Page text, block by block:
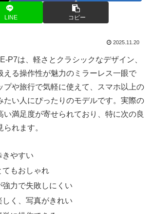
LINE コピー
2025.11.20
P7は、軽さとクラシックなデザイン、
える操作性が魅力のミラーレス一眼で
プや旅行で気軽に使えて、スマホ以上の
たい人にぴったりのモデルです。実際の
い満足度が寄せられており、特に次の良
れます。
きやすい
てもおしゃれ
力で失敗しにくい
く、写真がきれい